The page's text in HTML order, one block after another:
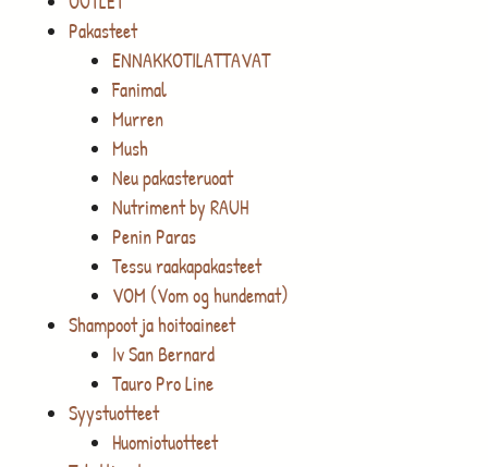
Pakasteet
ENNAKKOTILATTAVAT
Fanimal
Murren
Mush
Neu pakasteruoat
Nutriment by RAUH
Penin Paras
Tessu raakapakasteet
VOM (Vom og hundemat)
Shampoot ja hoitoaineet
Iv San Bernard
Tauro Pro Line
Syystuotteet
Huomiotuotteet